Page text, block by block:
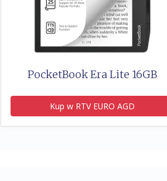
PocketBook Era Lite 16GB
Kup w RTV EURO AGD